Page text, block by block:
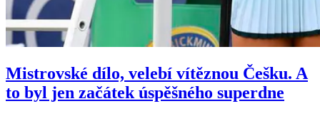
Mistrovské dílo, velebí vítěznou Češku. A
to byl jen začátek úspěšného superdne